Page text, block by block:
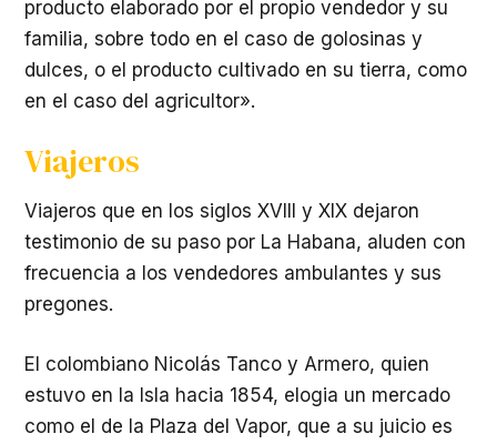
producto elaborado por el propio vendedor y su
familia, sobre todo en el caso de golosinas y
dulces, o el producto cultivado en su tierra, como
en el caso del agricultor».
Viajeros
Viajeros que en los siglos XVIII y XIX dejaron
testimonio de su paso por La Habana, aluden con
frecuencia a los vendedores ambulantes y sus
pregones.
El colombiano Nicolás Tanco y Armero, quien
estuvo en la Isla hacia 1854, elogia un mercado
como el de la Plaza del Vapor, que a su juicio es